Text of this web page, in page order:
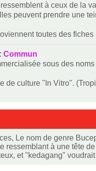
à ceux de la
peuvent prendre une
toutes des
Commun
sous des
de culture "In Vitro".
Le nom de genre
ressemblant à une tête
et "kedagang"